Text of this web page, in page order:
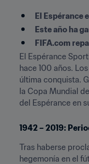
El Espérance
Este año ha
FIFA.com
El Espérance
hace 100 años. Los
última conquista.
la Copa Mundial
del Espérance en
1942 – 2019:
Tras haberse
hegemonía en el